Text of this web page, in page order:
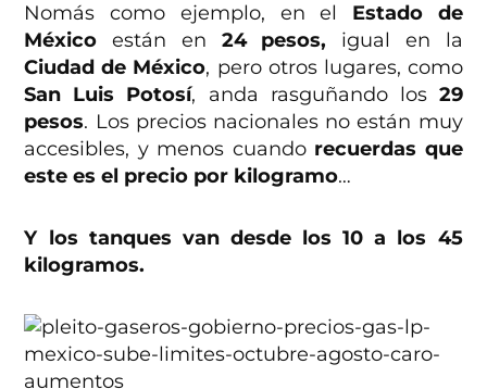
Nomás como ejemplo, en el Estado de
México están en 24 pesos, igual en la
Ciudad de México, pero otros lugares, como
San Luis Potosí, anda rasguñando los 29
pesos. Los precios nacionales no están muy
accesibles, y menos cuando recuerdas que
este es el precio por kilogramo…
Y los tanques van desde los 10 a los 45
kilogramos.